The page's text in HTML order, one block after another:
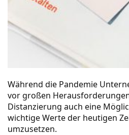
Während die Pandemie
vor großen
Distanzierung auch eine
wichtige Werte der heutigen
umzusetzen.